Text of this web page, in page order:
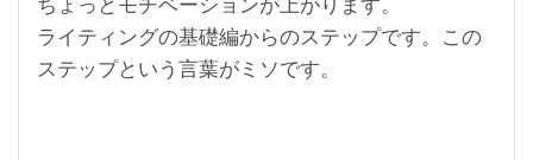
ちょっとモチベーションが上がります。
ライティングの基礎編からのステップです。この
ステップという言葉がミソです。